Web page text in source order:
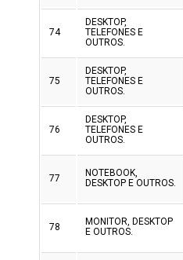
74
DESKTOP,
TELEFONES E
OUTROS.
75
DESKTOP,
TELEFONES E
OUTROS.
76
DESKTOP,
TELEFONES E
OUTROS.
77
NOTEBOOK,
DESKTOP E OUTROS.
78
MONITOR, DESKTOP
E OUTROS.